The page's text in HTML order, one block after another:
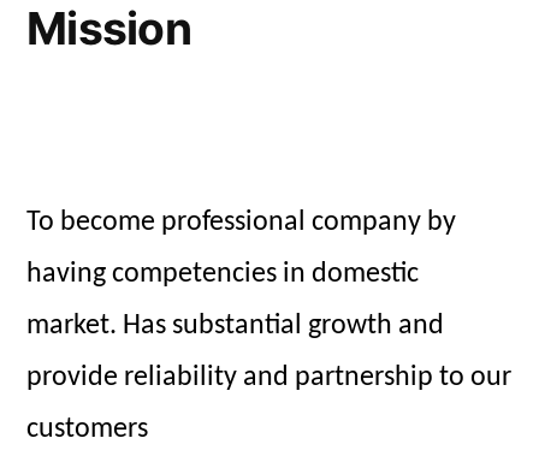
Mission
To become professional company by
having competencies in domestic
market. Has substantial growth and
provide reliability and partnership to our
customers